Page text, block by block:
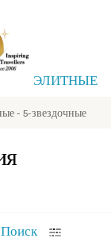
ЭЛИТНЫЕ
- 5-звездочные